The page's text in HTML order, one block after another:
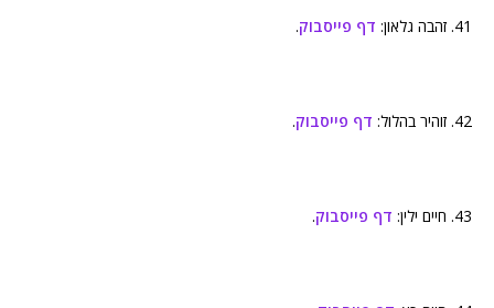
41. זהבה גלאון: דף פייסבוק.
42. זוהיר בהלול: דף פייסבוק.
43. חיים ילין: דף פייסבוק.